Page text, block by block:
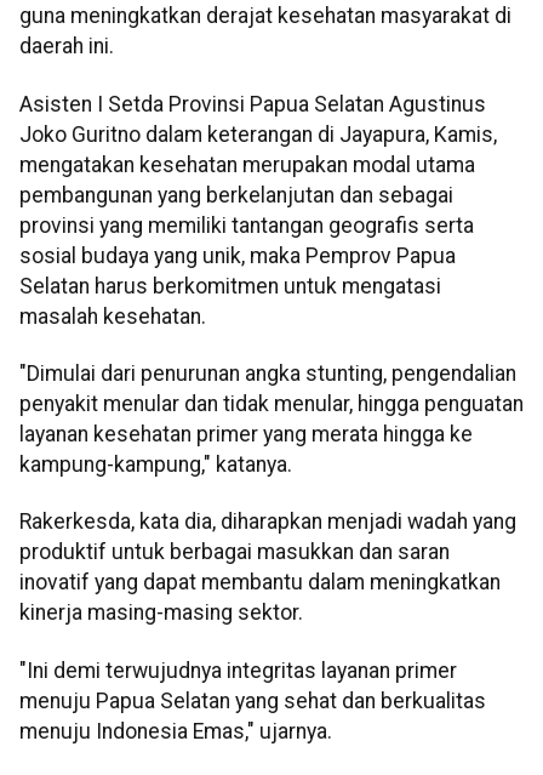
guna meningkatkan derajat kesehatan masyarakat di
daerah ini.
Asisten I Setda Provinsi Papua Selatan Agustinus
Joko Guritno dalam keterangan di Jayapura, Kamis,
mengatakan kesehatan merupakan modal utama
pembangunan yang berkelanjutan dan sebagai
provinsi yang memiliki tantangan geografis serta
sosial budaya yang unik, maka Pemprov Papua
Selatan harus berkomitmen untuk mengatasi
masalah kesehatan.
"Dimulai dari penurunan angka stunting, pengendalian
penyakit menular dan tidak menular, hingga penguatan
layanan kesehatan primer yang merata hingga ke
kampung-kampung," katanya.
Rakerkesda, kata dia, diharapkan menjadi wadah yang
produktif untuk berbagai masukkan dan saran
inovatif yang dapat membantu dalam meningkatkan
kinerja masing-masing sektor.
"Ini demi terwujudnya integritas layanan primer
menuju Papua Selatan yang sehat dan berkualitas
menuju Indonesia Emas," ujarnya.